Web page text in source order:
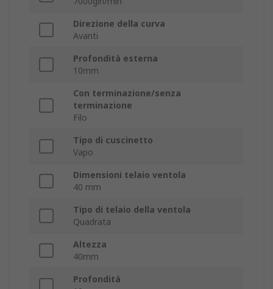
Direzione della curva
Avanti
Profondità esterna
10mm
Con terminazione/senza
terminazione
Filo
Tipo di cuscinetto
Vapo
Dimensioni telaio ventola
40 mm
Tipo di telaio della ventola
Quadrata
Altezza
40mm
Profondità